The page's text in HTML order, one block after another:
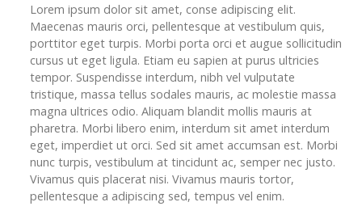
Lorem ipsum dolor sit amet, conse adipiscing elit.
Maecenas mauris orci, pellentesque at vestibulum quis,
porttitor eget turpis. Morbi porta orci et augue sollicitudin
cursus ut eget ligula. Etiam eu sapien at purus ultricies
tempor. Suspendisse interdum, nibh vel vulputate
tristique, massa tellus sodales mauris, ac molestie massa
magna ultrices odio. Aliquam blandit mollis mauris at
pharetra. Morbi libero enim, interdum sit amet interdum
eget, imperdiet ut orci. Sed sit amet accumsan est. Morbi
nunc turpis, vestibulum at tincidunt ac, semper nec justo.
Vivamus quis placerat nisi. Vivamus mauris tortor,
pellentesque a adipiscing sed, tempus vel enim.